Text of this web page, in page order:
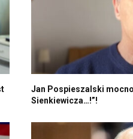
Jan Pospieszalski
Sienkiewicza…!”!